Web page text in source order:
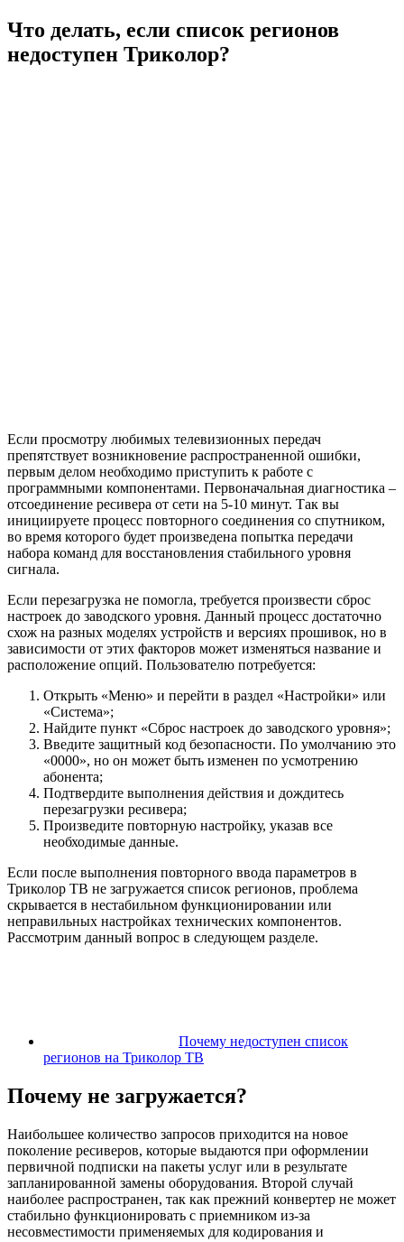
Что делать, если список регионов
недоступен Триколор?
Если просмотру любимых телевизионных передач
препятствует возникновение распространенной ошибки,
первым делом необходимо приступить к работе с
программными компонентами. Первоначальная диагностика –
отсоединение ресивера от сети на 5-10 минут. Так вы
инициируете процесс повторного соединения со спутником,
во время которого будет произведена попытка передачи
набора команд для восстановления стабильного уровня
сигнала.
Если перезагрузка не помогла, требуется произвести сброс
настроек до заводского уровня. Данный процесс достаточно
схож на разных моделях устройств и версиях прошивок, но в
зависимости от этих факторов может изменяться название и
расположение опций. Пользователю потребуется:
Открыть «Меню» и перейти в раздел «Настройки» или
«Система»;
Найдите пункт «Сброс настроек до заводского уровня»;
Введите защитный код безопасности. По умолчанию это
«0000», но он может быть изменен по усмотрению
абонента;
Подтвердите выполнения действия и дождитесь
перезагрузки ресивера;
Произведите повторную настройку, указав все
необходимые данные.
Если после выполнения повторного ввода параметров в
Триколор ТВ не загружается список регионов, проблема
скрывается в нестабильном функционировании или
неправильных настройках технических компонентов.
Рассмотрим данный вопрос в следующем разделе.
Почему недоступен список
регионов на Триколор ТВ
Почему не загружается?
Наибольшее количество запросов приходится на новое
поколение ресиверов, которые выдаются при оформлении
первичной подписки на пакеты услуг или в результате
запланированной замены оборудования. Второй случай
наиболее распространен, так как прежний конвертер не может
стабильно функционировать с приемником из-за
несовместимости применяемых для кодирования и